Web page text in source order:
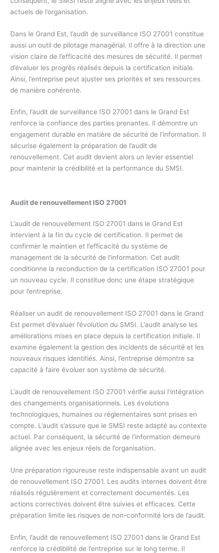
actuels de l’organisation.
Dans le Grand Est, l’audit de surveillance ISO 27001 constitue
aussi un outil de pilotage managérial. Il offre à la direction une
vision claire de l’efficacité des mesures de sécurité. Il permet
d’évaluer les progrès réalisés depuis la certification initiale.
Ainsi, l’entreprise peut ajuster ses priorités et ses ressources
de manière cohérente.
Enfin, l’audit de surveillance ISO 27001 dans le Grand Est
renforce la confiance des parties prenantes. Il démontre un
engagement durable en matière de sécurité de l’information. Il
sécurise également la préparation de l’audit de
renouvellement. Cet audit devient alors un levier essentiel
pour maintenir la crédibilité et la performance du SMSI.
Audit de renouvellement ISO 27001
L’audit de renouvellement ISO 27001 dans le Grand Est
intervient à la fin du cycle de certification. Il permet de
confirmer le maintien et l’efficacité du système de
management de la sécurité de l’information. Cet audit
conditionne la reconduction de la certification ISO 27001 pour
un nouveau cycle. Il constitue donc une étape stratégique
pour l’entreprise.
Réaliser un audit de renouvellement ISO 27001 dans le Grand
Est permet d’évaluer l’évolution du SMSI. L’audit analyse les
améliorations mises en place depuis la certification initiale. Il
examine également la gestion des incidents de sécurité et les
nouveaux risques identifiés. Ainsi, l’entreprise démontre sa
capacité à faire évoluer son système de sécurité.
L’audit de renouvellement ISO 27001 vérifie aussi l’intégration
des changements organisationnels. Les évolutions
technologiques, humaines ou réglementaires sont prises en
compte. L’audit s’assure que le SMSI reste adapté au contexte
actuel. Par conséquent, la sécurité de l’information demeure
alignée avec les enjeux réels de l’organisation.
Une préparation rigoureuse reste indispensable avant un audit
de renouvellement ISO 27001. Les audits internes doivent être
réalisés régulièrement et correctement documentés. Les
actions correctives doivent être suivies et efficaces. Cette
préparation limite les risques de non-conformité lors de l’audit.
Enfin, l’audit de renouvellement ISO 27001 dans le Grand Est
renforce la crédibilité de l’entreprise sur le long terme. Il